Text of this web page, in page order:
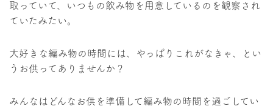
取っていて、いつもの飲み物を用意しているのを観察され
ていたみたい。
大好きな編み物の時間には、やっぱりこれがなきゃ、とい
うお供ってありませんか？
みんなはどんなお供を準備して編み物の時間を過ごしてい